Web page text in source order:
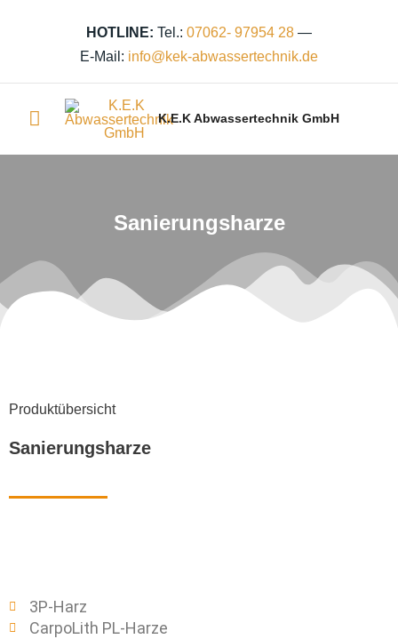
HOTLINE: Tel.: 07062- 97954 28 —
E-Mail: info@kek‑abwassertechnik.de
K.E.K Abwassertechnik GmbH
Hauptmenü
Sanierungsharze
Produktübersicht
Sanierungsharze
3P-Harz
CarpoLith PL-Harze